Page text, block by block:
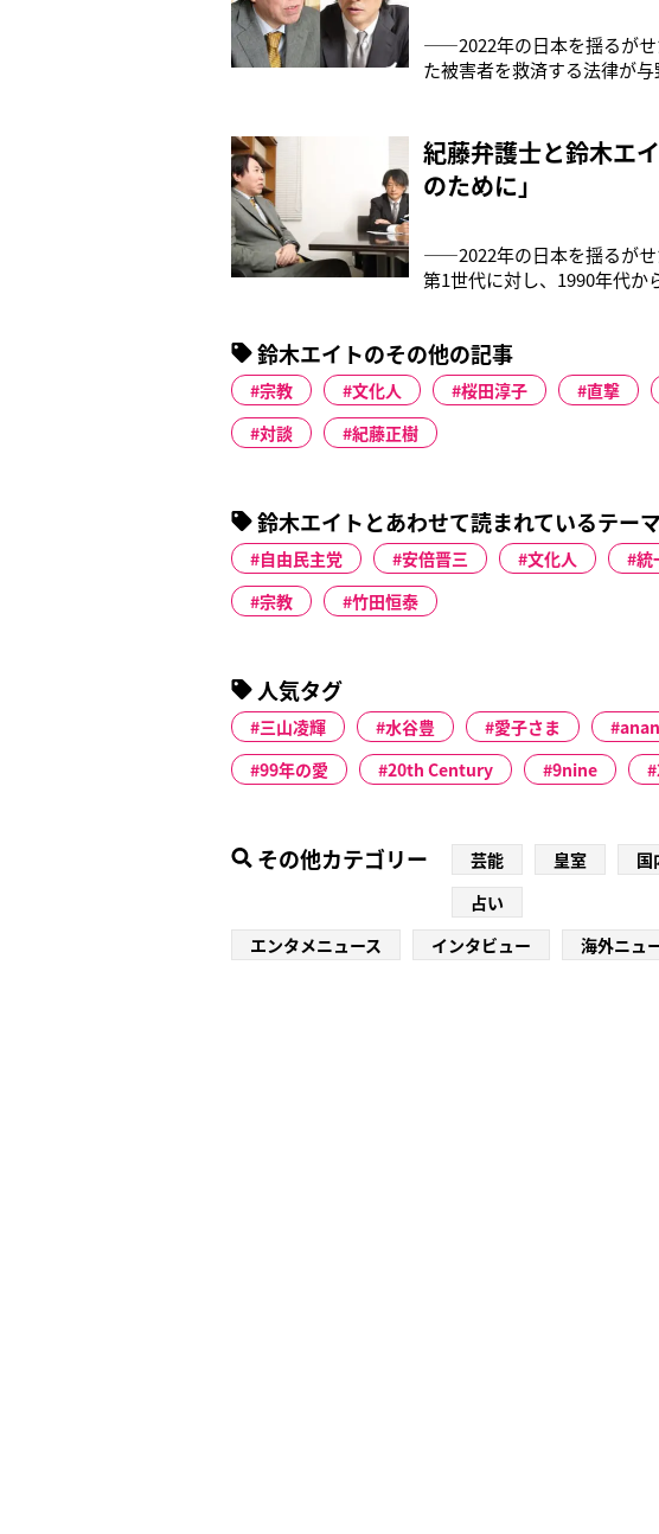
――2022年の日本を揺るがせ
た被害者を救済する法律が
れなかったり。特に未成年
ちも僕のところに頼ってくる
紀藤弁護士と鈴木エ
のために」
――2022年の日本を揺るがせ
第1世代に対し、1990年代か
達の後を歩いている感じで
人、200人に声を
鈴木エイトのその他の記事
宗教 文化人 桜田淳子 直撃
対談
紀藤正樹
鈴木エイトとあわせて読まれているテーマ
自由民主党 安倍晋三 文化人 統
宗教
竹田恒泰
人気タグ
三山凌輝 水谷豊 愛子さま anan
99年の愛
20th Century 9nine
その他カテゴリー 芸能 皇室 国
占い
エンタメニュース
インタビュー 海外ニュ